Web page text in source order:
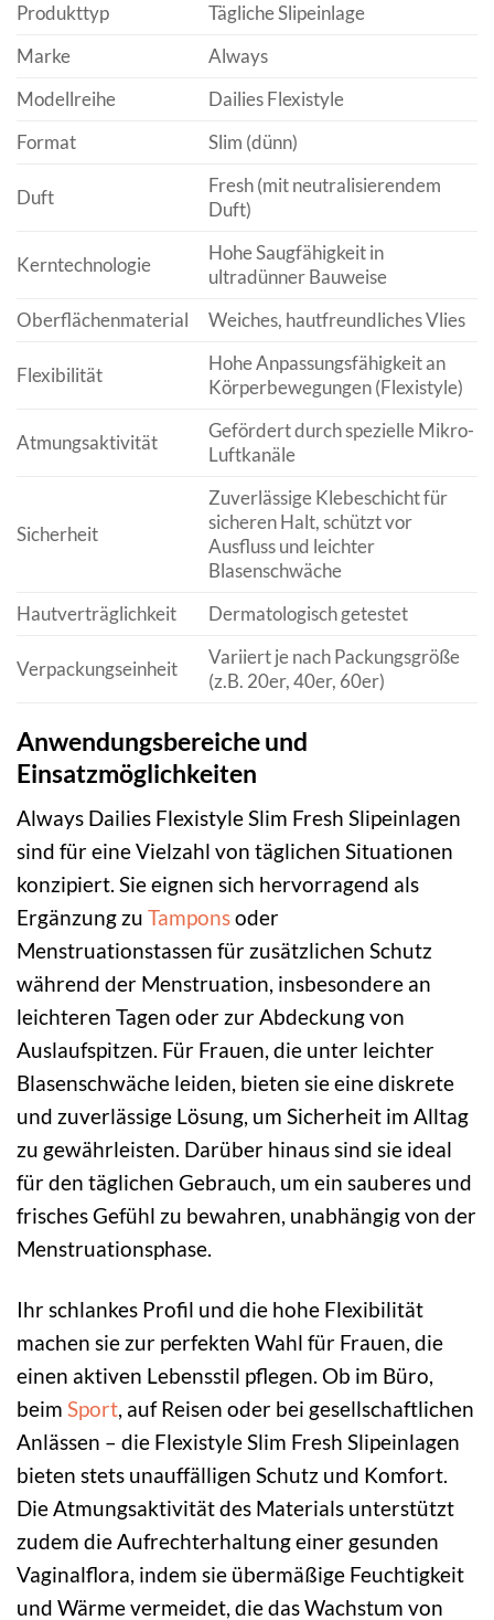
Produkttyp
Tägliche Slipeinlage
Marke
Always
Modellreihe
Dailies Flexistyle
Format
Slim (dünn)
Duft
Fresh (mit neutralisierendem
Duft)
Kerntechnologie
Hohe Saugfähigkeit in
ultradünner Bauweise
Oberflächenmaterial
Weiches, hautfreundliches Vlies
Flexibilität
Hohe Anpassungsfähigkeit an
Körperbewegungen (Flexistyle)
Atmungsaktivität
Gefördert durch spezielle Mikro-
Luftkanäle
Sicherheit
Zuverlässige Klebeschicht für
sicheren Halt, schützt vor
Ausfluss und leichter
Blasenschwäche
Hautverträglichkeit
Dermatologisch getestet
Verpackungseinheit
Variiert je nach Packungsgröße
(z.B. 20er, 40er, 60er)
Anwendungsbereiche und
Einsatzmöglichkeiten
Always Dailies Flexistyle Slim Fresh Slipeinlagen
sind für eine Vielzahl von täglichen Situationen
konzipiert. Sie eignen sich hervorragend als
Ergänzung zu Tamponsoder
Menstruationstassen für zusätzlichen Schutz
während der Menstruation, insbesondere an
leichteren Tagen oder zur Abdeckung von
Auslaufspitzen. Für Frauen, die unter leichter
Blasenschwäche leiden, bieten sie eine diskrete
und zuverlässige Lösung, um Sicherheit im Alltag
zu gewährleisten. Darüber hinaus sind sie ideal
für den täglichen Gebrauch, um ein sauberes und
frisches Gefühl zu bewahren, unabhängig von der
Menstruationsphase.
Ihr schlankes Profil und die hohe Flexibilität
machen sie zur perfekten Wahl für Frauen, die
einen aktiven Lebensstil pflegen. Ob im Büro,
beim Sport, auf Reisen oder bei gesellschaftlichen
Anlässen – die Flexistyle Slim Fresh Slipeinlagen
bieten stets unauffälligen Schutz und Komfort.
Die Atmungsaktivität des Materials unterstützt
zudem die Aufrechterhaltung einer gesunden
Vaginalflora, indem sie übermäßige Feuchtigkeit
und Wärme vermeidet, die das Wachstum von